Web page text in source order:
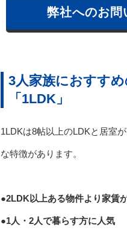
弊社へのお問
3人家族におすすめ
「1LDK」
1LDKは8帖以上のLDKと居室
な特徴があります。
●2LDK以上ある物件より家賃
●1人・2人で暮らす方に人気